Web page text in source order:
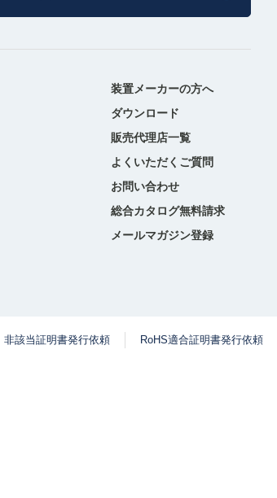
装置メーカーの方へ
ダウンロード
販売代理店一覧
よくいただくご質問
お問い合わせ
総合カタログ無料請求
メールマガジン登録
非該当証明書発行依頼 RoHS適合証明書発行依頼